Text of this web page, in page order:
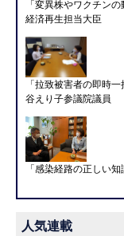
「変異株やワクチン
経済再生担当大臣
「拉致被害者の即時
谷えり子参議院議員
「感染経路の正しい
人気連載